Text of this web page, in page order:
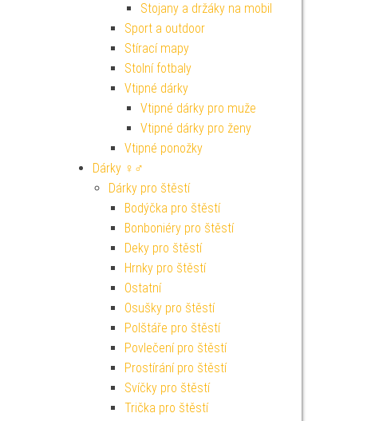
Stojany a držáky na mobil
Sport a outdoor
Stírací mapy
Stolní fotbaly
Vtipné dárky
Vtipné dárky pro muže
Vtipné dárky pro ženy
Vtipné ponožky
Dárky ♀♂
Dárky pro štěstí
Bodýčka pro štěstí
Bonboniéry pro štěstí
Deky pro štěstí
Hrnky pro štěstí
Ostatní
Osušky pro štěstí
Polštáře pro štěstí
Povlečení pro štěstí
Prostírání pro štěstí
Svíčky pro štěstí
Trička pro štěstí